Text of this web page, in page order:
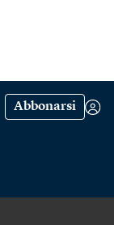
Abbonarsi